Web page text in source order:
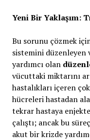
Yeni Bir Yaklaşım:
Bu sorunu çözmek
sistemini düzenleyen
yardımcı olan
vücuttaki miktarını
hastalıkları içeren
hücreleri hastadan
tekrar hastaya
çalıştı; ancak bu
akut bir krizde